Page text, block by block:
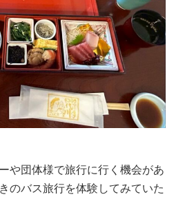
や団体様で旅行に行く機会があ
のバス旅行を体験してみていた